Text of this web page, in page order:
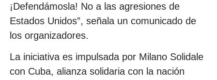
¡Defendámosla! No a las agresiones de
Estados Unidos”, señala un comunicado de
los organizadores.
La iniciativa es impulsada por Milano Solidale
con Cuba, alianza solidaria con la nación